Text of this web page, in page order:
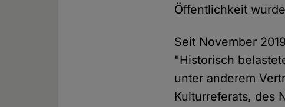
Öffentlichkeit
Seit November
"Historisch
unter anderem
Kulturreferats, des